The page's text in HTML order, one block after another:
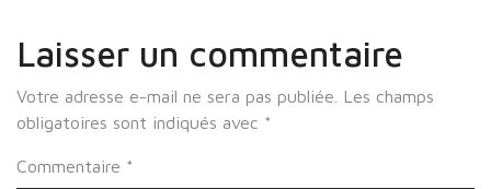
Laisser un commentaire
Votre adresse e-mail ne sera pas publiée.
Les champs
obligatoires sont indiqués avec *
Commentaire *